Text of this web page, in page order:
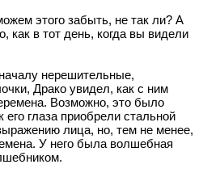
этого забыть, не так ли? А
как в тот день, когда вы видели
нерешительные,
Драко увидел, как с ним
Возможно, это было
его глаза приобрели стальной
лица, но, тем не менее,
У него была волшебная